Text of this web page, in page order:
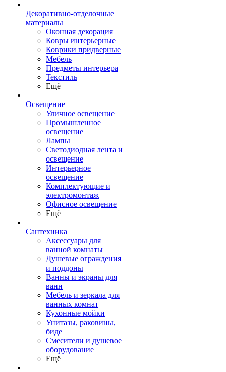
Декоративно-отделочные
материалы
Оконная декорация
Ковры интерьерные
Коврики придверные
Мебель
Предметы интерьера
Текстиль
Ещё
Освещение
Уличное освещение
Промышленное
освещение
Лампы
Светодиодная лента и
освещение
Интерьерное
освещение
Комплектующие и
электромонтаж
Офисное освещение
Ещё
Сантехника
Аксессуары для
ванной комнаты
Душевые ограждения
и поддоны
Ванны и экраны для
ванн
Мебель и зеркала для
ванных комнат
Кухонные мойки
Унитазы, раковины,
биде
Смесители и душевое
оборудование
Ещё